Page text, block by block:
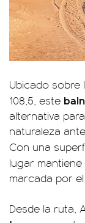
Ubicado sobre
108,5, este
alternativa
naturaleza
Con una
lugar
marcada por
Desde la ruta,